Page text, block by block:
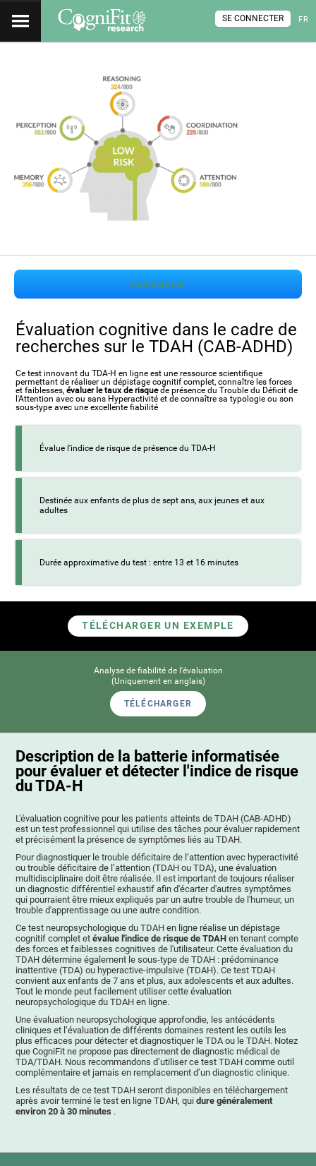
FR
SE CONNECTER
Commencer
Évaluation cognitive dans le cadre de
recherches sur le TDAH (CAB-ADHD)
Ce test innovant du TDA-H en ligne est une ressource scientifique
permettant de réaliser un dépistage cognitif complet, connaître les forces
et faiblesses,évaluer le taux de risquede présence du Trouble du Déficit de
l'Attention avec ou sans Hyperactivité et de connaître sa typologie ou son
sous-type avec une excellente fiabilité
Évalue l'indice de risque de présence du TDA-H
Destinée aux enfants de plus de sept ans, aux jeunes et aux
adultes
Durée approximative du test : entre 13 et 16 minutes
TÉLÉCHARGER UN EXEMPLE
Analyse de fiabilité de l'évaluation
(Uniquement en anglais)
TÉLÉCHARGER
Description de la batterie informatisée
pour évaluer et détecter l'indice de risque
du TDA-H
L'évaluation cognitive pour les patients atteints de TDAH (СAB-ADHD)
est un test professionnel qui utilise des tâches pour évaluer rapidement
et précisément la présence de symptômes liés au TDAH.
Pour diagnostiquer le trouble déficitaire de l’attention avec hyperactivité
ou trouble déficitaire de l’attention (TDAH ou TDA), une évaluation
multidisciplinaire doit être réalisée. Il est important de toujours réaliser
un diagnostic différentiel exhaustif afin d'écarter d'autres symptômes
qui pourraient être mieux expliqués par un autre trouble de l'humeur, un
trouble d'apprentissage ou une autre condition.
Ce test neuropsychologique du TDAH en ligne réalise un dépistage
cognitif complet etévalue l'indice de risque de TDAH en tenant compte
des forces et faiblesses cognitives de l'utilisateur. Cette évaluation du
TDAH détermine également le sous-type de TDAH : prédominance
inattentive (TDA) ou hyperactive-impulsive (TDAH). Ce test TDAH
convient aux enfants de 7 ans et plus, aux adolescents et aux adultes.
Tout le monde peut facilement utiliser cette évaluation
neuropsychologique du TDAH en ligne.
Une évaluation neuropsychologique approfondie, les antécédents
cliniques et l’évaluation de différents domaines restent les outils les
plus efficaces pour détecter et diagnostiquer le TDA ou le TDAH. Notez
que CogniFit ne propose pas directement de diagnostic médical de
TDA/TDAH. Nous recommandons d’utiliser ce test TDAH comme outil
complémentaire et jamais en remplacement d’un diagnostic clinique.
Les résultats de ce test TDAH seront disponibles en téléchargement
après avoir terminé le test en ligne TDAH, quidure généralement
environ 20 à 30 minutes .